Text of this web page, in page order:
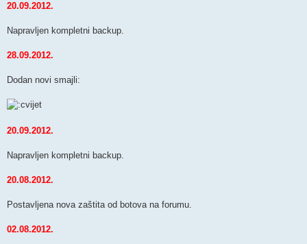
20.09.2012.
Napravljen kompletni backup.
28.09.2012.
Dodan novi smajli:
20.09.2012.
Napravljen kompletni backup.
20.08.2012.
Postavljena nova zaštita od botova na forumu.
02.08.2012.